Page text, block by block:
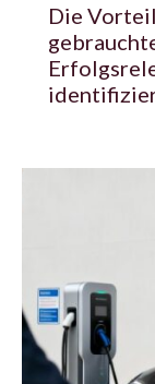
Die